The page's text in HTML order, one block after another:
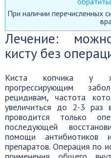
При наличии перечисленных
Лечение:
кисту без
Киста копчика у
прогрессирующим
рецидивам, частота
увеличиться до 2-3 раз
проводится только
последующей
помощи антибиотиков и
препаратов. Операция по